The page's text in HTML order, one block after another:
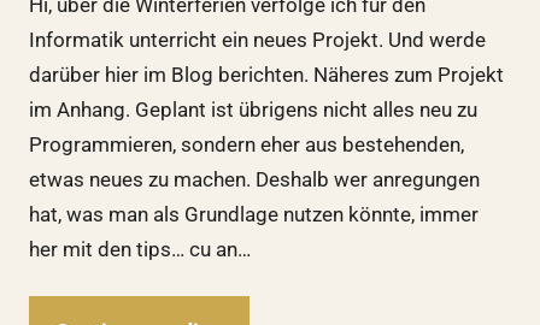
Informatik unterricht ein neues Projekt. Und werde
darüber hier im Blog berichten. Näheres zum Projekt
im Anhang. Geplant ist übrigens nicht alles neu zu
Programmieren, sondern eher aus bestehenden,
etwas neues zu machen. Deshalb wer anregungen
hat, was man als Grundlage nutzen könnte, immer
her mit den tips… cu an…